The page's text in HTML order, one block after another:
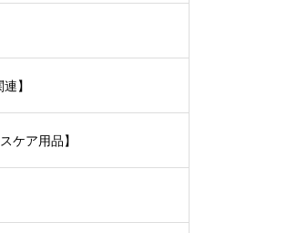
】
ケア用品】